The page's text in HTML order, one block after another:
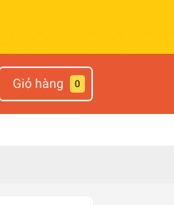
Giỏ hàng 0